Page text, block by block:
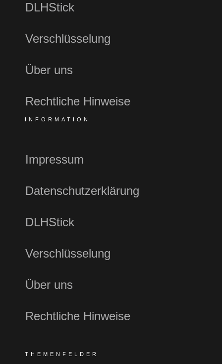
DLHStick
Verschlüsselung
Über uns
Rechtliche Hinweise
INFORMATION
Impressum
Datenschutzerklärung
DLHStick
Verschlüsselung
Über uns
Rechtliche Hinweise
THEMENFELDER